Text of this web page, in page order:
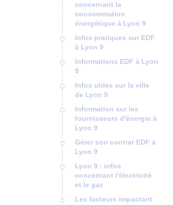
concernant la
consommation
énergétique à Lyon 9
Infos pratiques sur EDF
à Lyon 9
Informations EDF à Lyon
9
Infos utiles sur la ville
de Lyon 9
Information sur les
fournisseurs d'énergie à
Lyon 9
Gérer son contrat EDF à
Lyon 9
Lyon 9 : infos
concernant l'électricité
et le gaz
Les facteurs impactant